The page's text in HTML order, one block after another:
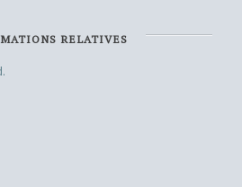
RELATIVES